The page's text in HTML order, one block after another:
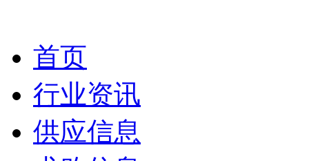
首页
行业资讯
供应信息